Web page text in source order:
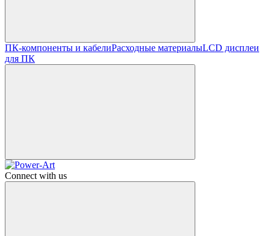
ПК-компоненты и кабелиРасходные материалыLCD дисплеи
для ПК
Connect with us